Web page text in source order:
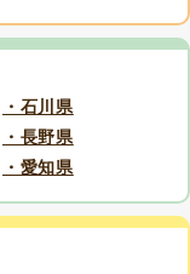
・石川県
・長野県
・愛知県